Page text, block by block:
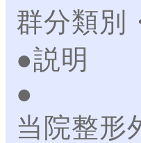
群分類別
●説明
当院整形